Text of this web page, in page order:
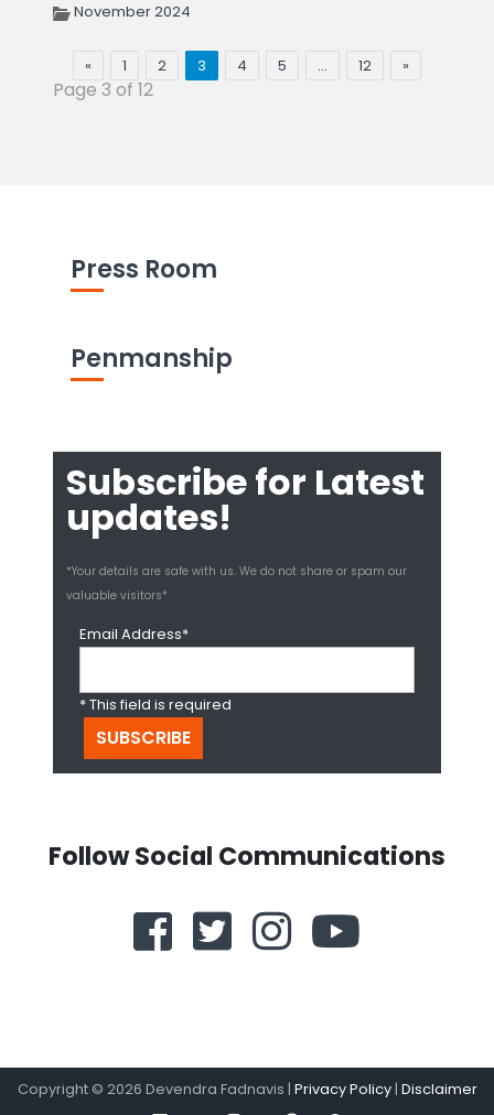
Press Room
Penmanship
Subscribe for Latest
updates!
*Your details are safe with us. We do not share or spam our
valuable visitors*
Email Address*
* This field is required
Follow Social Communications
November 2024
« 1 2 3 4 5 … 12 »
Page 3 of 12
Copyright © 2026 Devendra Fadnavis | Privacy Policy| Disclaimer